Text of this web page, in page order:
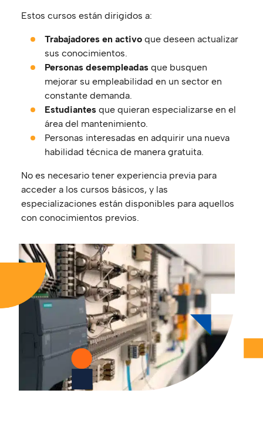
Estos cursos están dirigidos a:
Trabajadores en activoque deseen actualizar
sus conocimientos.
Personas desempleadasque busquen
mejorar su empleabilidad en un sector en
constante demanda.
Estudiantesque quieran especializarse en el
área del mantenimiento.
Personas interesadas en adquirir una nueva
habilidad técnica de manera gratuita.
No es necesario tener experiencia previa para
acceder a los cursos básicos, y las
especializaciones están disponibles para aquellos
con conocimientos previos.